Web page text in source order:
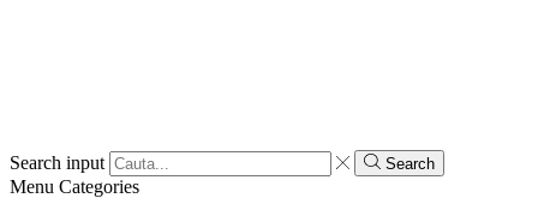
Search input Search
Menu Categories